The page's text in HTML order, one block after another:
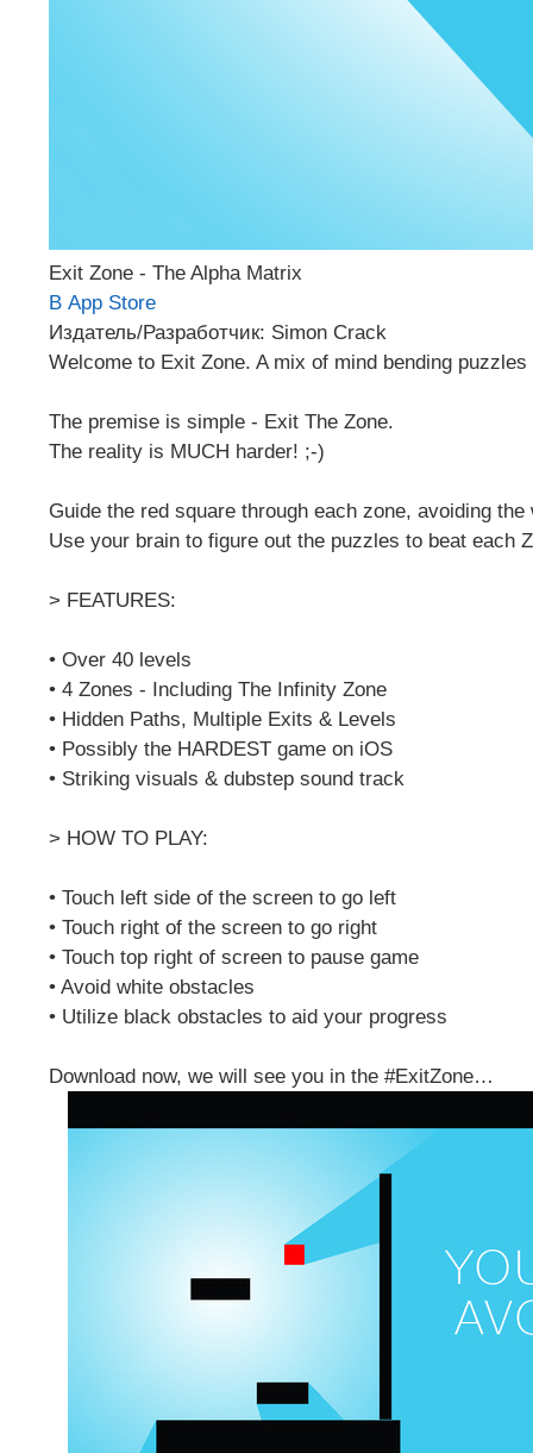
Exit Zone - The Alpha Matrix
В App Store
Издатель/Разработчик: Simon Crack
Welcome to Exit Zone. A mix of mind bending
The premise is simple - Exit The Zone.
The reality is MUCH harder! ;-)
Guide the red square through each zone, avoiding
Use your brain to figure out the puzzles to beat each
> FEATURES:
• Over 40 levels
• 4 Zones - Including The Infinity Zone
• Hidden Paths, Multiple Exits & Levels
• Possibly the HARDEST game on iOS
• Striking visuals & dubstep sound track
> HOW TO PLAY:
• Touch left side of the screen to go left
• Touch right of the screen to go right
• Touch top right of screen to pause game
• Avoid white obstacles
• Utilize black obstacles to aid your progress
Download now, we will see you in the #ExitZone…